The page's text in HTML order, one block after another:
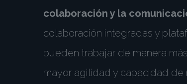
colaboración y la
colaboración integradas y
pueden trabajar de manera más
mayor agilidad y capacidad